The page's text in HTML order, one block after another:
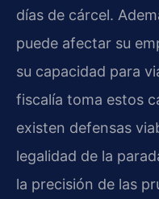
días de cárcel.
puede afectar su
su capacidad para
fiscalía toma estos
existen defensas
legalidad de la
la precisión de las